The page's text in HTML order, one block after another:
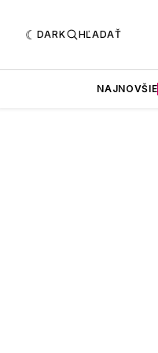
DARK HĽADAŤ
NAJNOVŠIE